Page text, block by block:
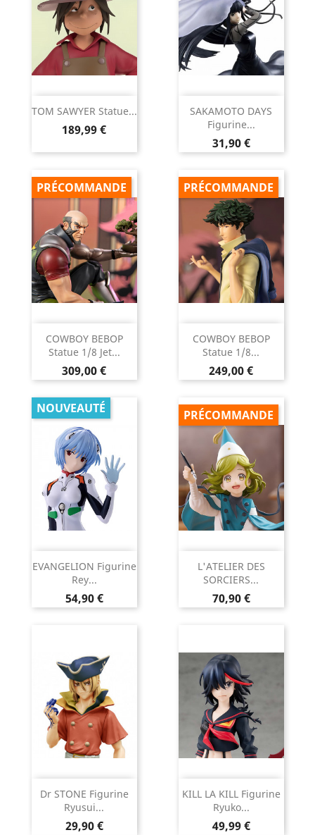
TOM SAWYER Statue...
Prix
189,99 €
SAKAMOTO DAYS
Figurine...
Prix
31,90 €
COWBOY BEBOP
Statue 1/8 Jet...
Prix
309,00 €
PRÉCOMMANDE
COWBOY BEBOP
Statue 1/8...
Prix
249,00 €
PRÉCOMMANDE
EVANGELION Figurine
Rey...
Prix
54,90 €
NOUVEAUTÉ
L'ATELIER DES
SORCIERS...
Prix
70,90 €
PRÉCOMMANDE
Dr STONE Figurine
Ryusui...
Prix
29,90 €
KILL LA KILL Figurine
Ryuko...
Prix
49,99 €